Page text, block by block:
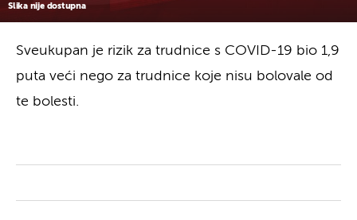
Slika nije dostupna
Sveukupan je rizik za trudnice s COVID-19 bio 1,9
puta veći nego za trudnice koje nisu bolovale od
te bolesti.